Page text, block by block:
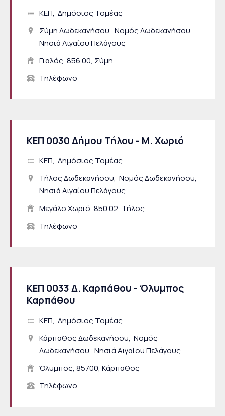
ΚΕΠ Δημόσιος Τομέας
Σύμη Δωδεκανήσου Νομός Δωδεκανήσου
Νησιά Αιγαίου Πελάγους
Γιαλός, 856 00, Σύμη
Τηλέφωνο
ΚΕΠ 0030 Δήμου Τήλου - Μ. Χωριό
ΚΕΠ Δημόσιος Τομέας
Τήλος Δωδεκανήσου Νομός Δωδεκανήσου
Νησιά Αιγαίου Πελάγους
Μεγάλο Χωριό, 850 02, Τήλος
Τηλέφωνο
ΚΕΠ 0033 Δ. Καρπάθου - Όλυμπος
Καρπάθου
ΚΕΠ Δημόσιος Τομέας
Κάρπαθος Δωδεκανήσου Νομός
Δωδεκανήσου Νησιά Αιγαίου Πελάγους
Όλυμπος, 85700, Κάρπαθος
Τηλέφωνο